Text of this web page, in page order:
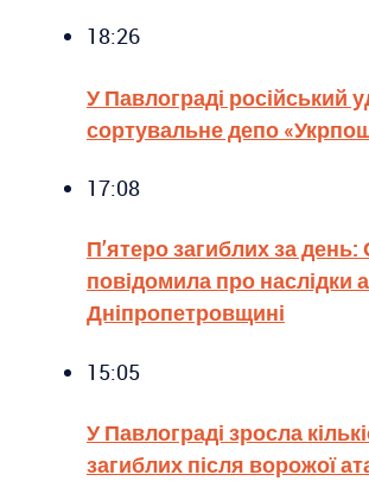
18:26
У Павлограді російський
сортувальне депо
17:08
П’ятеро загиблих за
повідомила про наслідки
Дніпропетровщині
15:05
У Павлограді зросла
загиблих після ворожої